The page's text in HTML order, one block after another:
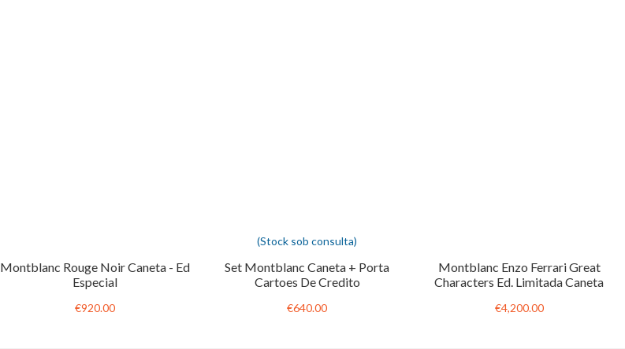
Montblanc Rouge Noir Caneta - Ed
Especial
€920.00
(Stock sob consulta)
Set Montblanc Caneta + Porta
Cartoes De Credito
€640.00
Montblanc Enzo Ferrari Great
Characters Ed. Limitada Caneta
€4,200.00